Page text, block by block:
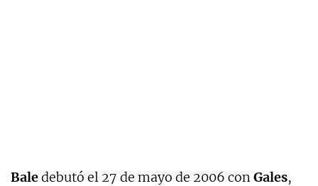
Baledebutó el 27 de mayo de 2006 conGales,